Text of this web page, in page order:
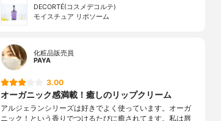
DECORTÉ(コスメデコルテ)
モイスチュア リポソーム
化粧品販売員
PAYA
3.00
オーガニック感満載！癒しのリップクリーム
アルジェランシリーズは好きでよく使っています。オーガ
ニック！という香りでつけるたびに癒されてます。私は唇